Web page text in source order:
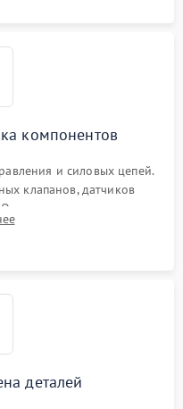
компонентов
и силовых цепей.
клапанов, датчиков
степени износа
колец гидросистемы
деталей